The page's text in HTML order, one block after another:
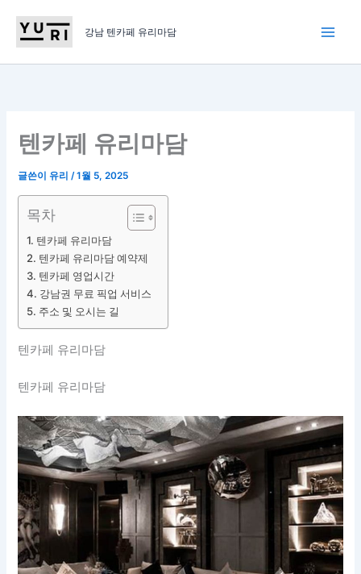
로
강남 텐카페 유리마담
텐카페 유리마담
글쓴이 유리/1월 5, 2025
목차
텐카페 유리마담
텐카페 유리마담 예약제
텐카페 영업시간
강남권 무료 픽업 서비스
주소 및 오시는 길
텐카페 유리마담
텐카페 유리마담